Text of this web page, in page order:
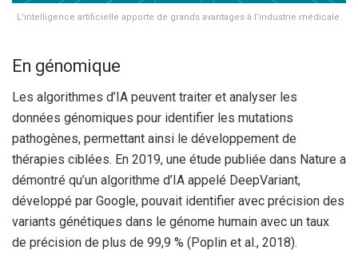
L’intelligence artificielle apporte de grands avantages à l’industrie médicale.
En génomique
Les algorithmes d’IA peuvent traiter et analyser les
données génomiques pour identifier les mutations
pathogènes, permettant ainsi le développement de
thérapies ciblées. En 2019, une étude publiée dans Nature a
démontré qu’un algorithme d’IA appelé DeepVariant,
développé par Google, pouvait identifier avec précision des
variants génétiques dans le génome humain avec un taux
de précision de plus de 99,9 % (Poplin et al., 2018).